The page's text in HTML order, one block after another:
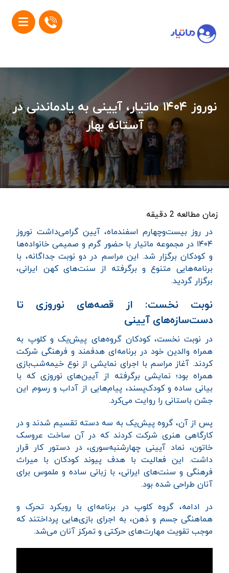
نوروز ۱۴۰۴ ماتیار، آیینی به یادماندنی در
آستانه بهار
در روز بیست‌و‌چهارم اسفندماه، آیین گرامی‌داشت نوروز
۱۴۰۴ در مجموعه ماتیار با حضور گرم و صمیمی خانواده‌ها
و کودکان برگزار شد. این مراسم در دو نوبت جداگانه، با
برنامه‌هایی متنوع و برگرفته از سنت‌های کهن ایرانی،
برگزار گردید.
نوبت نخست: از قصه‌های نوروزی تا
دست‌سازه‌های آیینی
در نوبت نخست، کودکان گروه‌های پیش‌یک و کلوپ به
همراه والدین خود در برنامه‌ای هدفمند و فرهنگی شرکت
کردند. آغاز مراسم با اجرای نمایشی از نوع خیمه‌شب‌بازی
همراه بود؛ نمایشی برگرفته از آیین‌های نوروزی که با
بیانی ساده و کودک‌پسند، پیام‌هایی از آداب و رسوم این
جشن باستانی را روایت می‌کرد.
پس از آن، گروه پیش‌یک به سه دسته تقسیم شدند و در
کارگاهی هنری شرکت کردند که در آن ساخت عروسک
خاتون، نماد آیینی چهارشنبه‌سوری، در دستور کار قرار
داشت. این فعالیت با هدف پیوند کودکان با میراث
فرهنگی و سنت‌های ایرانی، با زبانی ساده و ملموس برای
آنان طراحی شده بود.
در ادامه، گروه کلوپ در برنامه‌ای با رویکرد تحرک و
هماهنگی جسم و ذهن، به اجرای بازی‌هایی پرداختند که
موجب تقویت مهارت‌های حرکتی و تمرکز آنان می‌شد.